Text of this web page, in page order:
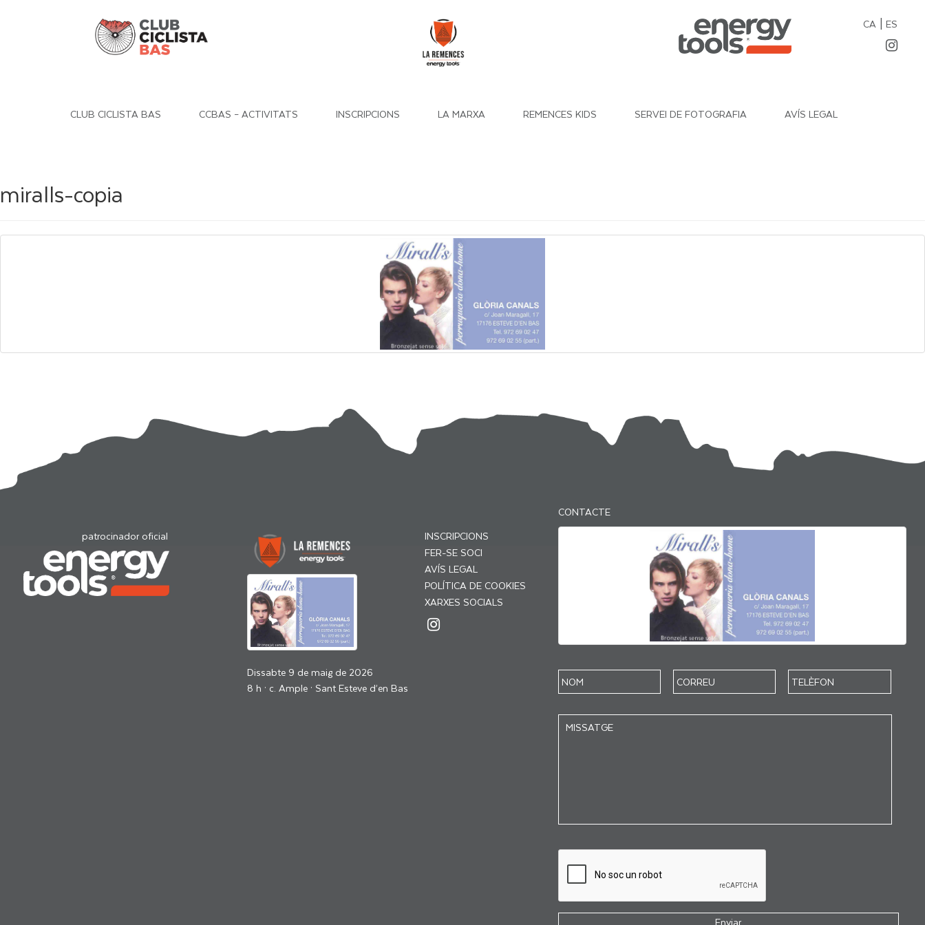
CA| ES
CLUB CICLISTA BAS CCBAS – ACTIVITATS INSCRIPCIONS LA MARXA REMENCES KIDS SERVEI DE FOTOGRAFIA AVÍS LEGAL
miralls-copia
patrocinador oficial
Dissabte 9 de maig de 2026
8 h · c. Ample · Sant Esteve d’en Bas
INSCRIPCIONS
FER-SE SOCI
AVÍS LEGAL
POLÍTICA DE COOKIES
XARXES SOCIALS
CONTACTE